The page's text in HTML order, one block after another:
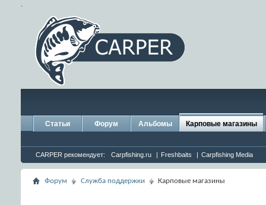
.
Статьи Форум Альбомы
CARPER рекомендует: Carpfishing.ru | Freshbaits | Carpfishing Media
Карповые магазины
Форум Служба поддержки Карповые магазины